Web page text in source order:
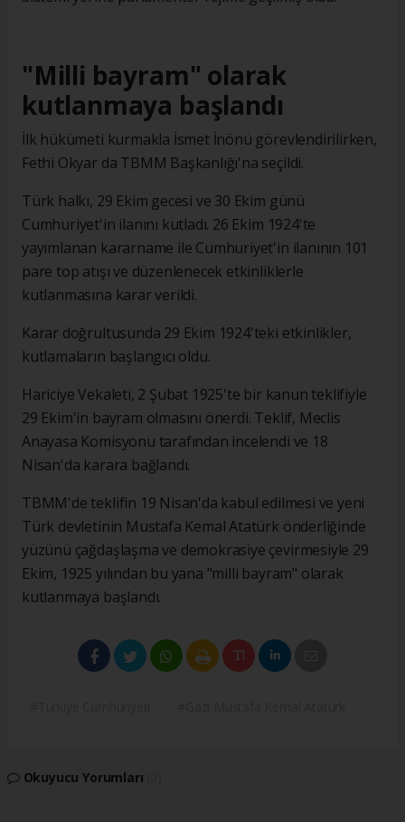
"Milli bayram" olarak
kutlanmaya başlandı
İlk hükümeti kurmakla İsmet İnönü görevlendirilirken,
Fethi Okyar da TBMM Başkanlığı'na seçildi.
Türk halkı, 29 Ekim gecesi ve 30 Ekim günü
Cumhuriyet'in ilanını kutladı. 26 Ekim 1924'te
yayımlanan kararname ile Cumhuriyet'in ilanının 101
pare top atışı ve düzenlenecek etkinliklerle
kutlanmasına karar verildi.
Karar doğrultusunda 29 Ekim 1924'teki etkinlikler,
kutlamaların başlangıcı oldu.
Hariciye Vekaleti, 2 Şubat 1925'te bir kanun teklifiyle
29 Ekim'in bayram olmasını önerdi. Teklif, Meclis
Anayasa Komisyonu tarafından incelendi ve 18
Nisan'da karara bağlandı.
TBMM'de teklifin 19 Nisan'da kabul edilmesi ve yeni
Türk devletinin Mustafa Kemal Atatürk önderliğinde
yüzünü çağdaşlaşma ve demokrasiye çevirmesiyle 29
Ekim, 1925 yılından bu yana "milli bayram" olarak
kutlanmaya başlandı.
Okuyucu Yorumları